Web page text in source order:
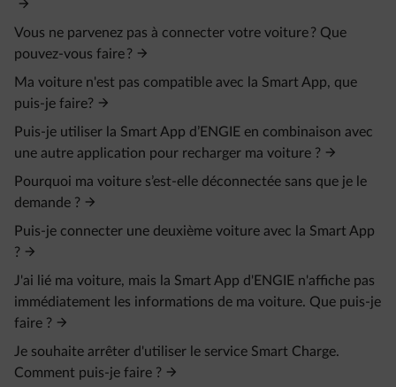
Vous ne parvenez pas à connecter votre voiture ? Que
pouvez-vous faire ?
Ma voiture n'est pas compatible avec la Smart App, que
puis-je faire?
Puis-je utiliser la Smart App d’ENGIE en combinaison avec
une autre application pour recharger ma voiture ?
Pourquoi ma voiture s’est-elle déconnectée sans que je le
demande ?
Puis-je connecter une deuxième voiture avec la Smart App
?
J'ai lié ma voiture, mais la Smart App d'ENGIE n'affiche pas
immédiatement les informations de ma voiture. Que puis-je
faire ?
Je souhaite arrêter d'utiliser le service Smart Charge.
Comment puis-je faire ?